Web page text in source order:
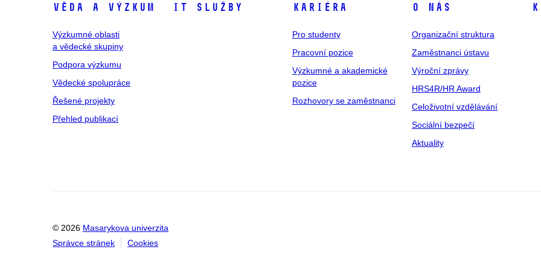
Věda a výzkum
Výzkumné oblasti
a vědecké skupiny
Podpora výzkumu
Vědecké spolupráce
Řešené projekty
Přehled publikací
IT služby Kariéra
Pro studenty
Pracovní pozice
Výzkumné a akademické
pozice
Rozhovory se zaměstnanci
O nás
Organizační struktura
Zaměstnanci ústavu
Výroční zprávy
HRS4R/HR Award
Celoživotní vzdělávání
Sociální bezpečí
Aktuality
© 2026 Masarykova univerzita
Správce stránek
Cookies